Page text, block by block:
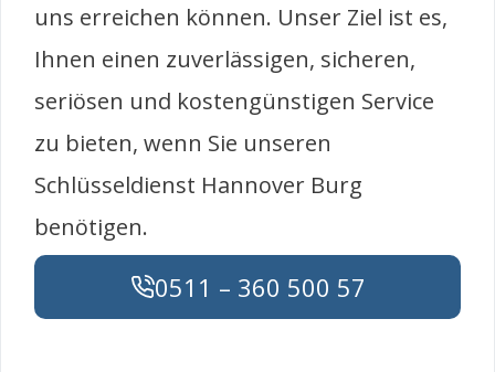
uns erreichen können. Unser Ziel ist es,
Ihnen einen zuverlässigen, sicheren,
seriösen und kostengünstigen Service
zu bieten, wenn Sie unseren
Schlüsseldienst Hannover Burg
benötigen.
0511 – 360 500 57